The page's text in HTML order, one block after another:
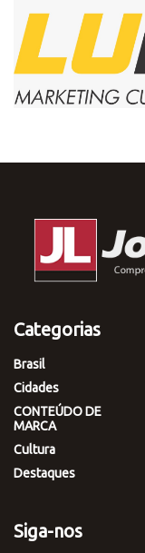
Categorias
Brasil
Cidades
CONTEÚDO DE
MARCA
Cultura
Destaques
Siga-nos